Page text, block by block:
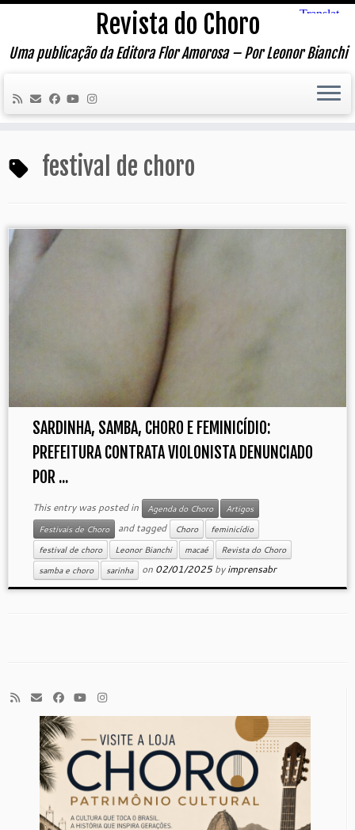
Skip
content
Revista do Choro
Uma publicação da Editora Flor Amorosa – Por Leonor Bianchi
festival de choro
SARDINHA, SAMBA, CHORO E FEMINICÍDIO:
PREFEITURA CONTRATA VIOLONISTA DENUNCIADO
POR ...
This entry was posted in Agenda do Choro
Artigos
Festivais de Choro
and tagged Choro
feminicídio
festival de choro
Leonor Bianchi macaé
Revista do Choro
samba e choro
sarinha on 02/01/2025 byimprensabr